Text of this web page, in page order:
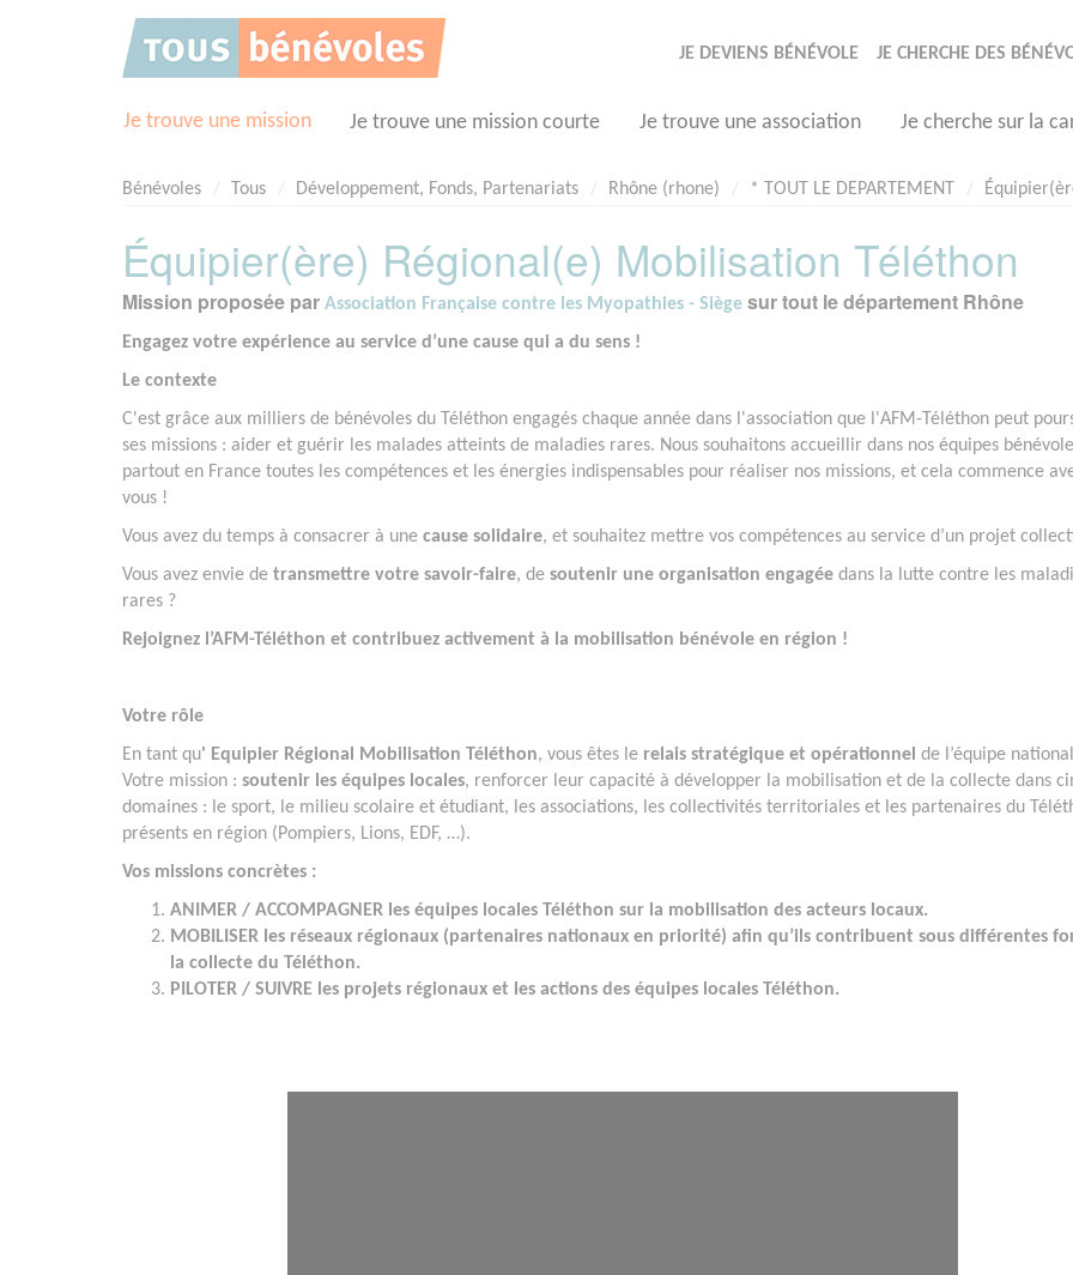
JE DEVIENS BÉNÉVOLE JE CHERCHE DES
Je trouve une mission Je trouve une mission courte Je trouve une association Je cherche sur la
Bénévoles Tous Développement, Fonds, Partenariats Rhône (rhone) * TOUT LE DEPARTEMENT
Équipier(ère) Régional(e) Mobilisation Téléthon
Mission proposée par Association Française contre les Myopathies - Siège sur tout le département Rhône
Engagez votre expérience au service d’une cause qui a du sens !
Le contexte
C'est grâce aux milliers de bénévoles du Téléthon engagés chaque année dans l'association que l'AFM-Téléthon peut
ses missions : aider et guérir les malades atteints de maladies rares. Nous souhaitons accueillir dans nos équipes
partout en France toutes les compétences et les énergies indispensables pour réaliser nos missions, et cela commence
vous !
Vous avez du temps à consacrer à une cause solidaire, et souhaitez mettre vos compétences au service d’un projet
Vous avez envie de transmettre votre savoir-faire, de soutenir une organisation engagée dans la lutte contre les
rares ?
Rejoignez l’AFM-Téléthon et contribuez activement à la mobilisation bénévole en région !
Votre rôle
En tant qu' Equipier Régional Mobilisation Téléthon, vous êtes le relais stratégique et opérationnel de l’équipe
Votre mission : soutenir les équipes locales, renforcer leur capacité à développer la mobilisation et de la collecte dans
domaines : le sport, le milieu scolaire et étudiant, les associations, les collectivités territoriales et les partenaires du
présents en région (Pompiers, Lions, EDF, …).
Vos missions concrètes :
ANIMER / ACCOMPAGNER les équipes locales Téléthon sur la mobilisation des acteurs locaux.
MOBILISER les réseaux régionaux (partenaires nationaux en priorité) afin qu’ils contribuent sous différentes
la collecte du Téléthon.
PILOTER / SUIVRE les projets régionaux et les actions des équipes locales Téléthon.